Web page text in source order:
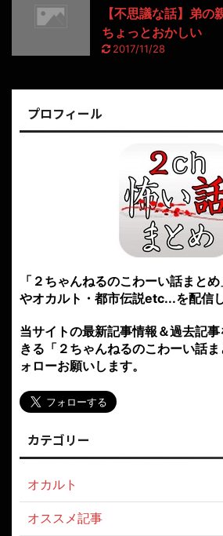
【不思議な話】弟
ちょっとおかしい
2017/11/28
プロフィール
「２ちゃんねるのこわーい話まと
やオカルト・都市伝説etc...を配信
当サイトの最新記事情報＆過去記
きる「２ちゃんねるのこわーい話
ォローお願いします。
カテゴリー
オカルト
オススメ記事